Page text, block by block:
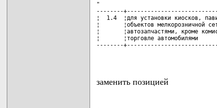
"
--------
¦  1.4  ¦для установки киосков,
¦       ¦объектов
¦       ¦автозапчастями, кроме
¦       ¦торговле
--------
заменить позицией